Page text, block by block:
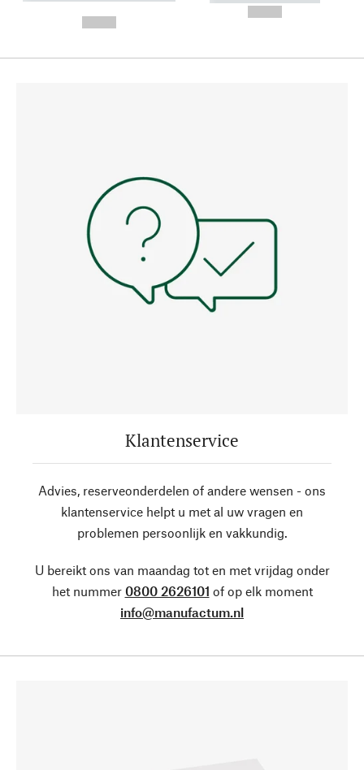
Klantenservice
Advies, reserveonderdelen of andere wensen - ons
klantenservice helpt u met al uw vragen en
problemen persoonlijk en vakkundig.
U bereikt ons van maandag tot en met vrijdag onder
het nummer 0800 2626101 of op elk moment
info@manufactum.nl